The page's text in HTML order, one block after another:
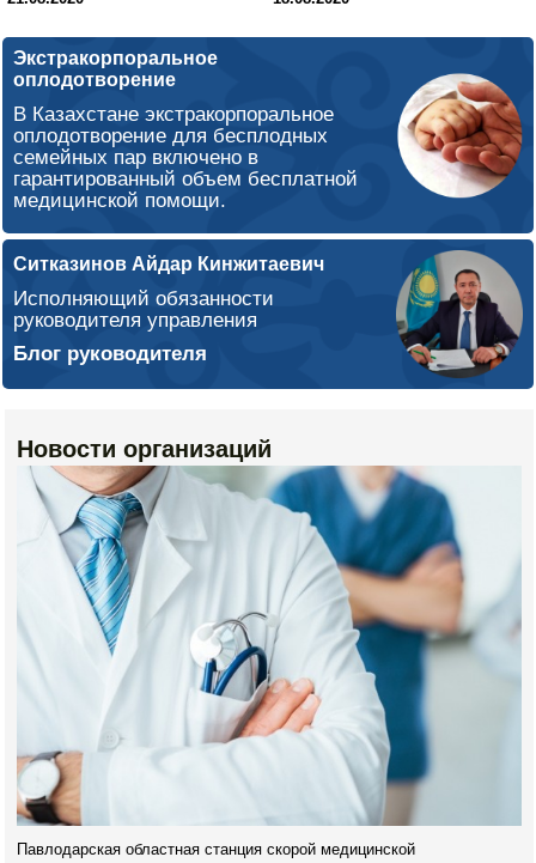
областного маслихата от
лекарственном
обеспечении»»
Экстракорпоральное
оплодотворение
В Казахстане экстракорпоральное
оплодотворение для бесплодных
семейных пар включено в
гарантированный объем бесплатной
медицинской помощи.
Ситказинов Айдар Кинжитаевич
Исполняющий обязанности
руководителя управления
Блог руководителя
Новости организаций
Павлодарская областная станция скорой медицинской